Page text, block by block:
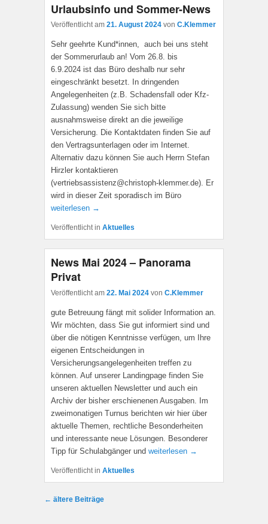
Urlaubsinfo und Sommer-News
Veröffentlicht am 21. August 2024 von C.Klemmer
Sehr geehrte Kund*innen, auch bei uns steht
der Sommerurlaub an! Vom 26.8. bis
6.9.2024 ist das Büro deshalb nur sehr
eingeschränkt besetzt. In dringenden
Angelegenheiten (z.B. Schadensfall oder Kfz-
Zulassung) wenden Sie sich bitte
ausnahmsweise direkt an die jeweilige
Versicherung. Die Kontaktdaten finden Sie auf
den Vertragsunterlagen oder im Internet.
Alternativ dazu können Sie auch Herrn Stefan
Hirzler kontaktieren
(vertriebsassistenz@christoph-klemmer.de). Er
wird in dieser Zeit sporadisch im Büro
weiterlesen →
Veröffentlicht in Aktuelles
News Mai 2024 – Panorama
Privat
Veröffentlicht am 22. Mai 2024 von C.Klemmer
gute Betreuung fängt mit solider Information an.
Wir möchten, dass Sie gut informiert sind und
über die nötigen Kenntnisse verfügen, um Ihre
eigenen Entscheidungen in
Versicherungsangelegenheiten treffen zu
können. Auf unserer Landingpage finden Sie
unseren aktuellen Newsletter und auch ein
Archiv der bisher erschienenen Ausgaben. Im
zweimonatigen Turnus berichten wir hier über
aktuelle Themen, rechtliche Besonderheiten
und interessante neue Lösungen. Besonderer
Tipp für Schulabgänger und weiterlesen →
Veröffentlicht in Aktuelles
Beitragsnavigation
← ältere Beiträge